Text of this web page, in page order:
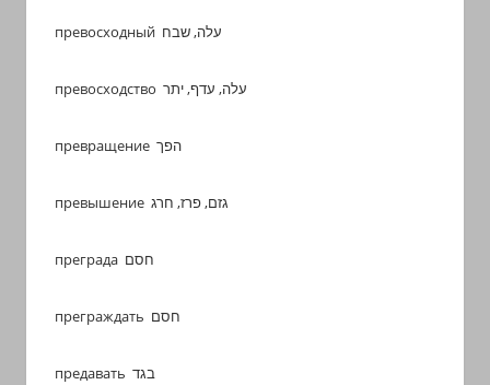
превосходный עלה, שבח
превосходство עלה, עדף, יתר
превращение הפך
превышение גזם, פרז, חרג
преграда חסם
преграждать חסם
предавать בגד